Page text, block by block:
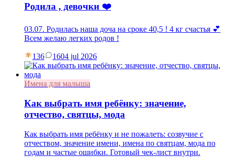
Родила , девочки ❤️
03.07. Родилась наша доча на сроке 40,5 ! 4 кг счастья 💕
Всем желаю легких родов !
136 1604 jul 2026
Имена для малыша
Как выбрать имя ребёнку: значение,
отчество, святцы, мода
Как выбрать имя ребёнку и не пожалеть: созвучие с
отчеством, значение имени, имена по святцам, мода по
годам и частые ошибки. Готовый чек-лист внутри.